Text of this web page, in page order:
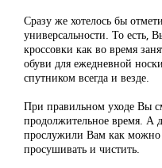
Сразу же хотелось бы
универсальности. То есть,
кроссовки как во время
обуви для ежедневной
спутником всегда и везде.
При правильном уходе Вы
продолжительное время. А
прослужили Вам как можно
просушивать и чистить.